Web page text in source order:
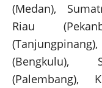
(Medan),
Riau
(Bengkulu),
(Palembang),